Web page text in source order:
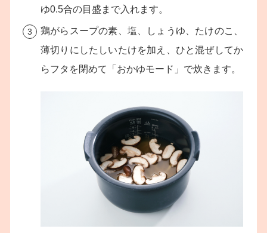
ゆ0.5合の目盛まで入れます。
鶏がらスープの素、塩、しょうゆ、たけのこ、
薄切りにしたしいたけを加え、ひと混ぜしてか
らフタを閉めて「おかゆモード」で炊きます。